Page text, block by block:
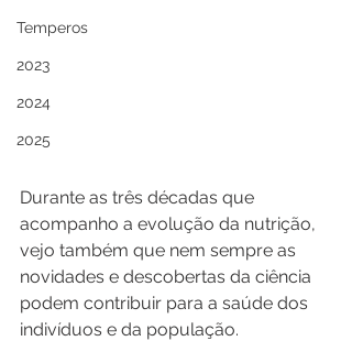
Temperos
2023
2024
2025
Durante as três décadas que
acompanho a evolução da nutrição,
vejo também que nem sempre as
novidades e descobertas da ciência
podem contribuir para a saúde dos
indivíduos e da população.